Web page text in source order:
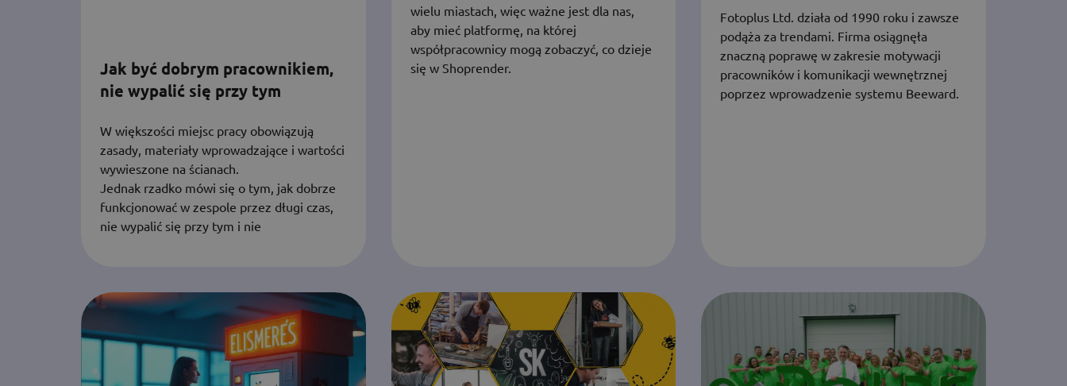
Jak być dobrym pracownikiem,
nie wypalić się przy tym
W większości miejsc pracy obowiązują
zasady, materiały wprowadzające i wartości
wywieszone na ścianach.
Jednak rzadko mówi się o tym, jak dobrze
funkcjonować w zespole przez długi czas,
nie wypalić się przy tym i nie
wielu miastach, więc ważne jest dla nas,
aby mieć platformę, na której
współpracownicy mogą zobaczyć, co dzieje
się w Shoprender.
Fotoplus Ltd. działa od 1990 roku i zawsze
podąża za trendami. Firma osiągnęła
znaczną poprawę w zakresie motywacji
pracowników i komunikacji wewnętrznej
poprzez wprowadzenie systemu Beeward.